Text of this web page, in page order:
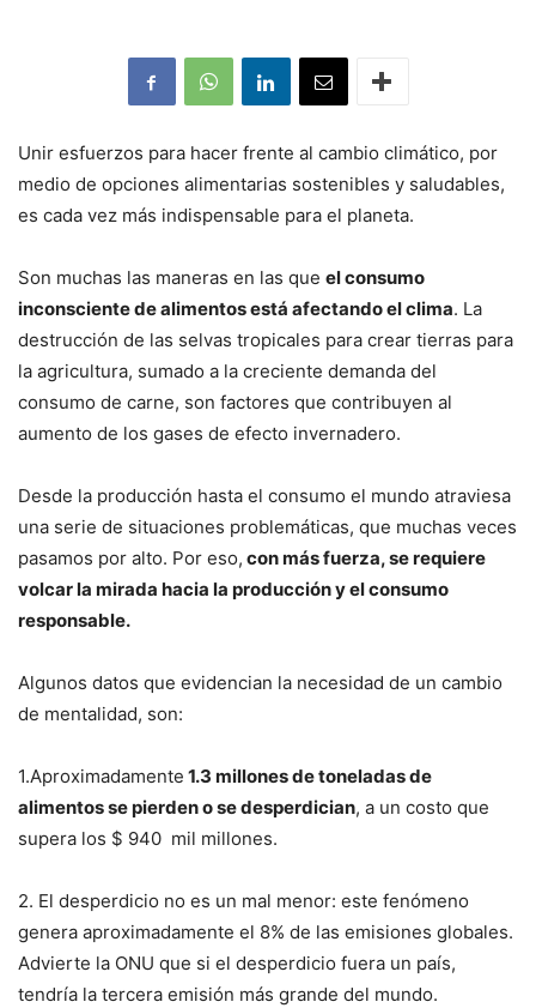
Unir esfuerzos para hacer frente al cambio climático, por
medio de opciones alimentarias sostenibles y saludables,
es cada vez más indispensable para el planeta.
Son muchas las maneras en las que el consumo
inconsciente de alimentos está afectando el clima. La
destrucción de las selvas tropicales para crear tierras para
la agricultura, sumado a la creciente demanda del
consumo de carne, son factores que contribuyen al
aumento de los gases de efecto invernadero.
Desde la producción hasta el consumo el mundo atraviesa
una serie de situaciones problemáticas, que muchas veces
pasamos por alto. Por eso, con más fuerza, se requiere
volcar la mirada hacia la producción y el consumo
responsable.
Algunos datos que evidencian la necesidad de un cambio
de mentalidad, son:
1.Aproximadamente 1.3 millones de toneladas de
alimentos se pierden o se desperdician, a un costo que
supera los $ 940 mil millones.
2. El desperdicio no es un mal menor: este fenómeno
genera aproximadamente el 8% de las emisiones globales.
Advierte la ONU que si el desperdicio fuera un país,
tendría la tercera emisión más grande del mundo.